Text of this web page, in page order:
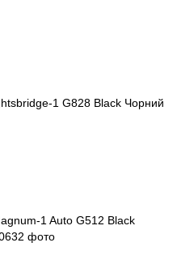
1 G828 Black Чорний